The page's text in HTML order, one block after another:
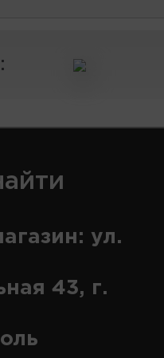
ул.
43, г.